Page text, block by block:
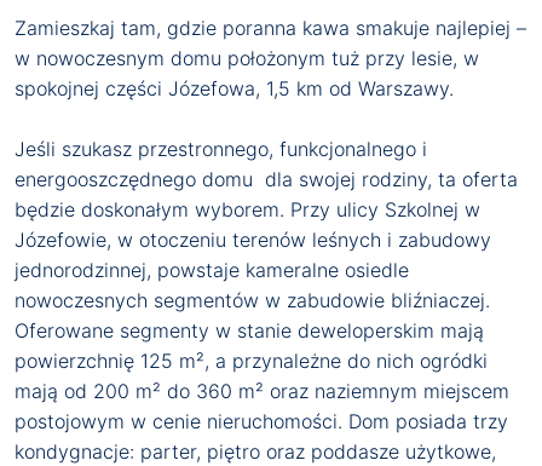
Zamieszkaj tam, gdzie poranna kawa smakuje najlepiej –
w nowoczesnym domu położonym tuż przy lesie, w
spokojnej części Józefowa, 1,5 km od Warszawy.
Jeśli szukasz przestronnego, funkcjonalnego i
energooszczędnego domu dla swojej rodziny, ta oferta
będzie doskonałym wyborem. Przy ulicy Szkolnej w
Józefowie, w otoczeniu terenów leśnych i zabudowy
jednorodzinnej, powstaje kameralne osiedle
nowoczesnych segmentów w zabudowie bliźniaczej.
Oferowane segmenty w stanie deweloperskim mają
powierzchnię 125 m², a przynależne do nich ogródki
mają od 200 m² do 360 m² oraz naziemnym miejscem
postojowym w cenie nieruchomości. Dom posiada trzy
kondygnacje: parter, piętro oraz poddasze użytkowe,